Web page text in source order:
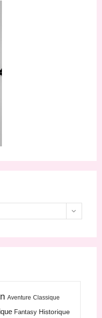
Aventure Classique
Fantasy Historique